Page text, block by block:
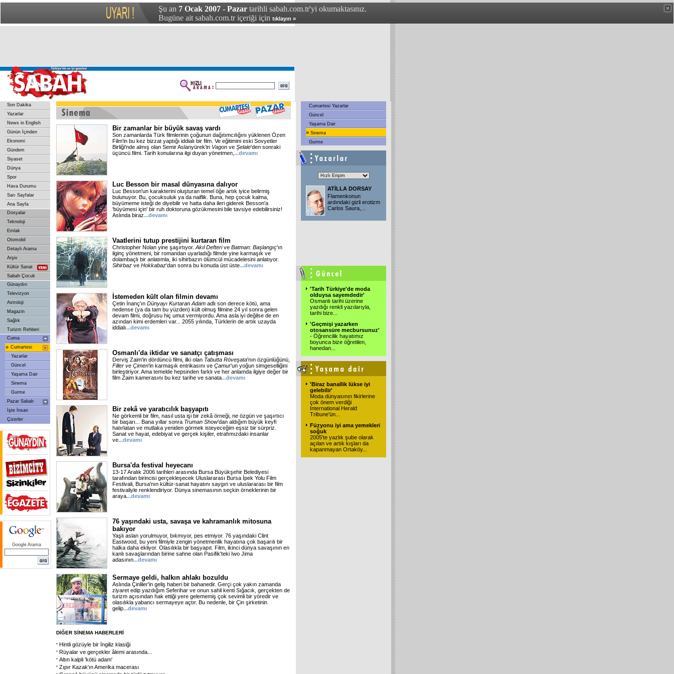
Şu an 7 Ocak 2007 - Pazar tarihli sabah.com.tr'yi okumaktasınız.
Bugüne ait sabah.com.tr içeriği için tıklayın »
Son Dakika
Yazarlar
News in English
Günün İçinden
Ekonomi
Gündem
Siyaset
Dünya
Spor
Hava Durumu
Sarı Sayfalar
Ana Sayfa
Dosyalar
Teknoloji
Emlak
Otomobil
Detaylı Arama
Arşiv
Kültür Sanat
Sabah Çocuk
Günaydın
Televizyon
Astroloji
Magazin
Sağlık
Turizm Rehberi
Cuma
» Cumartesi
Yazarlar
Güncel
Yaşama Dair
Sinema
Gurme
Pazar Sabah
İşte İnsan
Çizerler
Google Arama
Bir zamanlar bir büyük savaş vardı
Son zamanlarda Türk filmlerinin çoğunun dağıtımcılığını yüklenen Özen
Film'in bu kez bizzat yaptığı iddialı bir film. Ve eğitimini eski Sovyetler
Birliği'nde almış olan Semir Aslanyürek'in Vagon ve Şelale'den sonraki
üçüncü filmi. Tarih konularına ilgi duyan yönetmen, ...devamı
Luc Besson bir masal dünyasına dalıyor
Luc Besson'un karakterini oluşturan temel öğe artık iyice belirmiş
bulunuyor. Bu, çocuksuluk ya da naiflik. Buna, hep çocuk kalma,
büyümeme isteği de diyebilir ve hatta daha ileri giderek Besson'a
'büyümesi için' bir ruh doktoruna gözükmesini bile tavsiye edebilirsiniz!
Aslında biraz...devamı
Vaatlerini tutup prestijini kurtaran film
Christopher Nolan yine şaşırtıyor. Akıl Defterive Batman: Başlangıç'ın
ilginç yönetmeni, bir romandan uyarladığı filmde yine karmaşık ve
dolambaçlı bir anlatımla, iki sihirbazın ölümcül mücadelesini anlatıyor.
Sihirbaz ve Hokkabaz'dan sonra bu konuda üst üste...devamı
İstemeden kült olan filmin devamı
Çetin İnanç'ın Dünyayı Kurtaran Adam adlı son derece kötü, ama
nedense (ya da tam bu yüzden) kült olmuş filmine 24 yıl sonra gelen
devam filmi, doğrusu hiç umut vermiyordu. Ama asla iyi değilse de en
azından kimi erdemleri var... 2055 yılında, Türklerin de artık uzayda
iddialı...devamı
Osmanlı'da iktidar ve sanatçı çatışması
Derviş Zaim'in dördüncü filmi, ilki olan Tabutta Röveşata'nın özgünlüğünü,
Filler ve Çimen'in karmaşık entrikasını ve Çamur'un yoğun simgeselliğini
birleştiriyor. Ama temelde hepsinden farklı ve her anlamda ilgiye değer bir
film Zaim kamerasını bu kez tarihe ve sanata...devamı
Bir zekâ ve yaratıcılık başyapıtı
Ne görkemli bir film, nasıl usta işi bir zekâ örneği, ne özgün ve şaşırtıcı
bir başarı... Bana yıllar sonra Truman Show'dan aldığım büyük keyfi
hatırlatan ve mutlaka yeniden görmek isteyeceğim eşsiz bir sürpriz.
Sanat ve hayat, edebiyat ve gerçek kişiler, etrafımızdaki insanlar
ve...devamı
Bursa'da festival heyecanı
13-17 Aralık 2006 tarihleri arasında Bursa Büyükşehir Belediyesi
tarafından birincisi gerçekleşecek Uluslararası Bursa İpek Yolu Film
Festivali, Bursa'nın kültür-sanat hayatını saygın ve uluslararası bir film
festivaliyle renklendiriyor. Dünya sinemasının seçkin örneklerinin bir
araya...devamı
76 yaşındaki usta, savaşa ve kahramanlık mitosuna
bakıyor
Yaşlı aslan yorulmuyor, bıkmıyor, pes etmiyor. 76 yaşındaki Clint
Eastwood, bu yeni filmiyle zengin yönetmenlik hayatına çok başarılı bir
halka daha ekliyor. Olasılıkla bir başyapıt. Film, ikinci dünya savaşının en
kanlı savaşlarından birine sahne olan Pasifik'teki Iwo Jima
adasının...devamı
Sermaye geldi, halkın ahlakı bozuldu
Aslında Çinliler'in geliş haberi bir bahanedir. Gerçi çok yakın zamanda
ziyaret edip yazdığım Seferihar ve onun sahil kenti Sığacık, gerçekten de
turizm açısından hak ettiği yere gelememiş çok sevimli bir yöredir ve
olasılıkla yabancı sermayeye açtır. Bu nedenle, bir Çin şirketinin
gelip...devamı
DİĞER SİNEMA HABERLERİ
Hintli gözüyle bir İngiliz klasiği
Rüyalar ve gerçekler âlemi arasında...
Altın kalpli 'kötü adam'
Zıpır Kazak'ın Amerika macerası
Cumartesi Yazarlar
Güncel
Yaşama Dair
» Sinema
Gurme
ATİLLA DORSAY
Flamenkonun
ardındaki gizli erotizm
Carlos Saura,
'Tarih Türkiye'de moda
olduysa sayemdedir'
Osmanlı tarihi üzerine
yazdığı renkli yazılarıyla,
tarihi bize
'Geçmişi yazarken
otosansüre mecbursunuz'
- Öğrencilik hayatımız
boyunca bize öğretilen,
hanedan
'Biraz banallik lükse iyi
gelebilir'
Moda dünyasının fikirlerine
çok önem verdiği
International Herald
Tribune'ün
Füzyonu iyi ama yemekleri
soğuk
2005'te yazlık şube olarak
açılan ve artık kışları da
kapanmayan Ortaköy...